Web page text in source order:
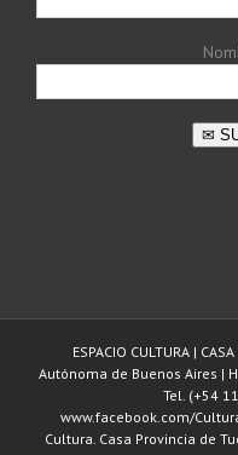
✉
ESPACIO CULTURA |
Autónoma de Buenos Aires |
Tel. (+54
www.facebook.com/
Cultura. Casa Provincia de